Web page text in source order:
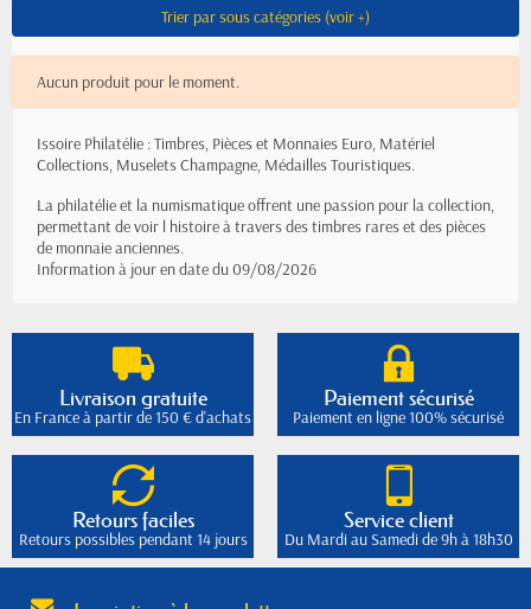
Trier par sous catégories (voir +)
Aucun produit pour le moment.
Issoire Philatélie : Timbres, Pièces et Monnaies Euro, Matériel
Collections, Muselets Champagne, Médailles Touristiques.
La philatélie et la numismatique offrent une passion pour la collection,
permettant de voir l histoire à travers des timbres rares et des pièces
de monnaie anciennes.
Information à jour en date du 09/08/2026
Livraison gratuite
En France à partir de 150 € d'achats
Paiement sécurisé
Paiement en ligne 100% sécurisé
Retours faciles
Retours possibles pendant 14 jours
Service client
Du Mardi au Samedi de 9h à 18h30